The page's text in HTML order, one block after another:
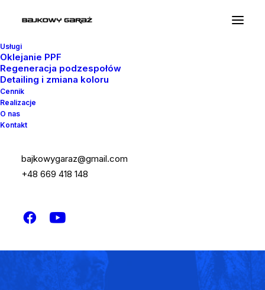
Usługi
Oklejanie PPF
Regeneracja podzespołów
Detailing i zmiana koloru
Cennik
Realizacje
O nas
Kontakt
bajkowygaraz@gmail.com
+48 669 418 148